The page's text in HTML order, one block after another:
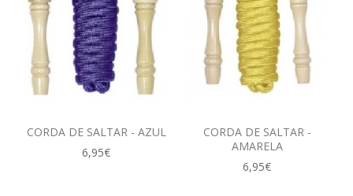
CORDA DE SALTAR - AZUL
6,95€
CORDA DE SALTAR -
AMARELA
6,95€